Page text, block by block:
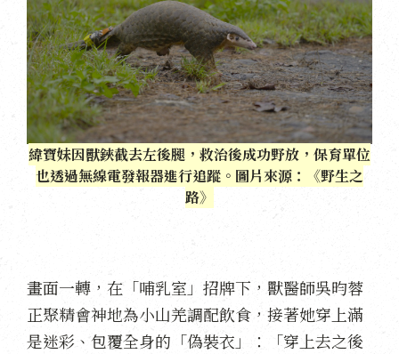
緯寶妹因獸鋏截去左後腿，救治後成功野放，保育單位
也透過無線電發報器進行追蹤。圖片來源：《野生之
路》
畫面一轉，在「哺乳室」招牌下，獸醫師吳昀蓉
正聚精會神地為小山羌調配飲食，接著她穿上滿
是迷彩、包覆全身的「偽裝衣」：「穿上去之後